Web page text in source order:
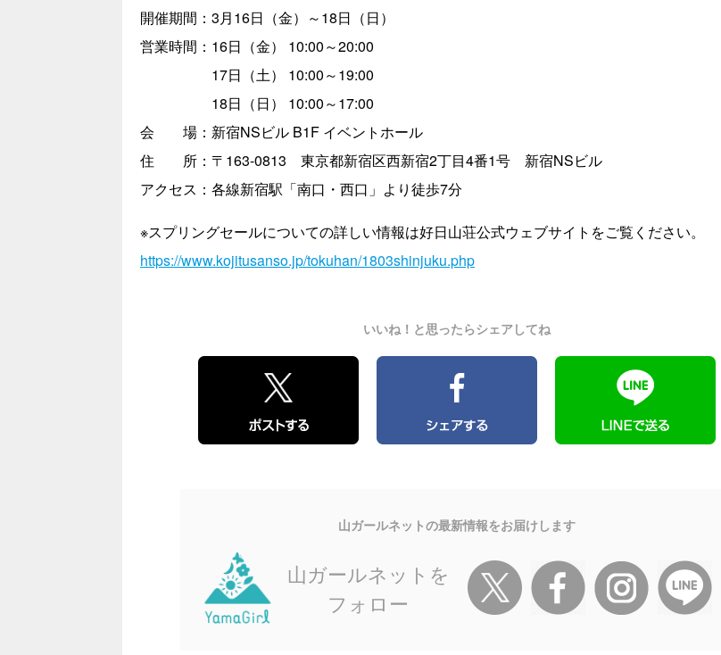
開催期間：3月16日（金）～18日（日）
営業時間：16日（金） 10:00～20:00
17日（土） 10:00～19:00
18日（日） 10:00～17:00
会 場：新宿NSビル B1F イベントホール
住 所：〒163-0813 東京都新宿区西新宿2丁目4番1号 新宿NSビル
アクセス：各線新宿駅「南口・西口」より徒歩7分
※スプリングセールについての詳しい情報は好日山荘公式ウェブサイトをご覧ください。
https://www.kojitusanso.jp/tokuhan/1803shinjuku.php
いいね！と思ったらシェアしてね
山ガールネットの最新情報をお届けします
山ガールネットを
フォロー